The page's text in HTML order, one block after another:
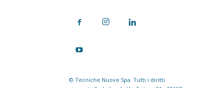
© Tecniche Nuove Spa. Tutti i diritti